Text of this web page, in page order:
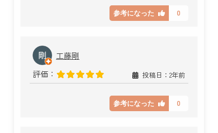
参考になった 0
工藤剛
評価：
投稿日：2年前
参考になった 0